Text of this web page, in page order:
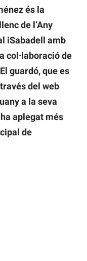
és la
de l’Any
iSabadell amb
col·laboració de
guardó, que es
del web
a la seva
aplegat més
de